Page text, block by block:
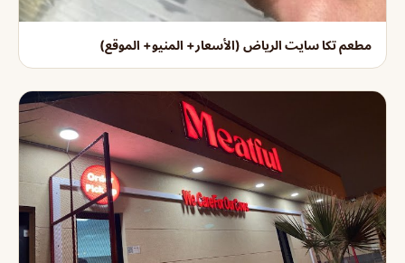
مطعم تكا سايت الرياض (الأسعار+ المنيو+ الموقع)